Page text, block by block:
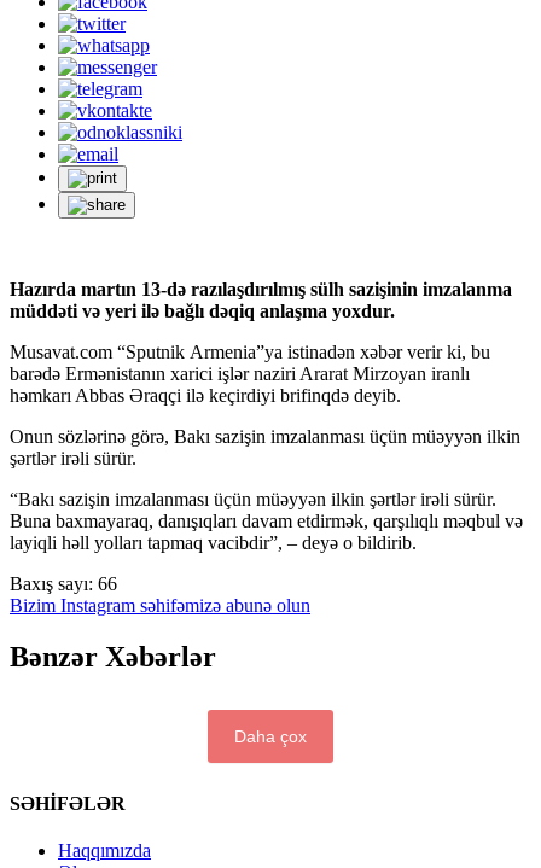
Hazırda martın 13-də razılaşdırılmış sülh sazişinin imzalanma
müddəti və yeri ilə bağlı dəqiq anlaşma yoxdur.
Musavat.com “Sputnik Armenia”ya istinadən xəbər verir ki, bu
barədə Ermənistanın xarici işlər naziri Ararat Mirzoyan iranlı
həmkarı Abbas Əraqçi ilə keçirdiyi brifinqdə deyib.
Onun sözlərinə görə, Bakı sazişin imzalanması üçün müəyyən ilkin
şərtlər irəli sürür.
“Bakı sazişin imzalanması üçün müəyyən ilkin şərtlər irəli sürür.
Buna baxmayaraq, danışıqları davam etdirmək, qarşılıqlı məqbul və
layiqli həll yolları tapmaq vacibdir”, – deyə o bildirib.
Baxış sayı: 66
Bizim Instagram səhifəmizə abunə olun
Bənzər Xəbərlər
Daha çox
SƏHİFƏLƏR
Haqqımızda